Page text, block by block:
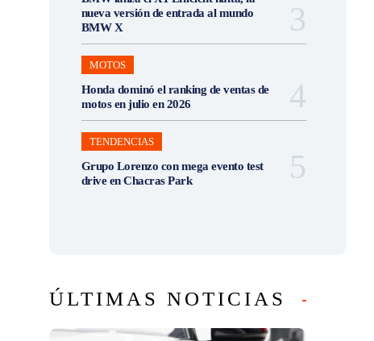
nueva versión de entrada al mundo
BMW X
MOTOS
Honda dominó el ranking de ventas de
motos en julio en 2026
TENDENCIAS
Grupo Lorenzo con mega evento test
drive en Chacras Park
ÚLTIMAS NOTICIAS